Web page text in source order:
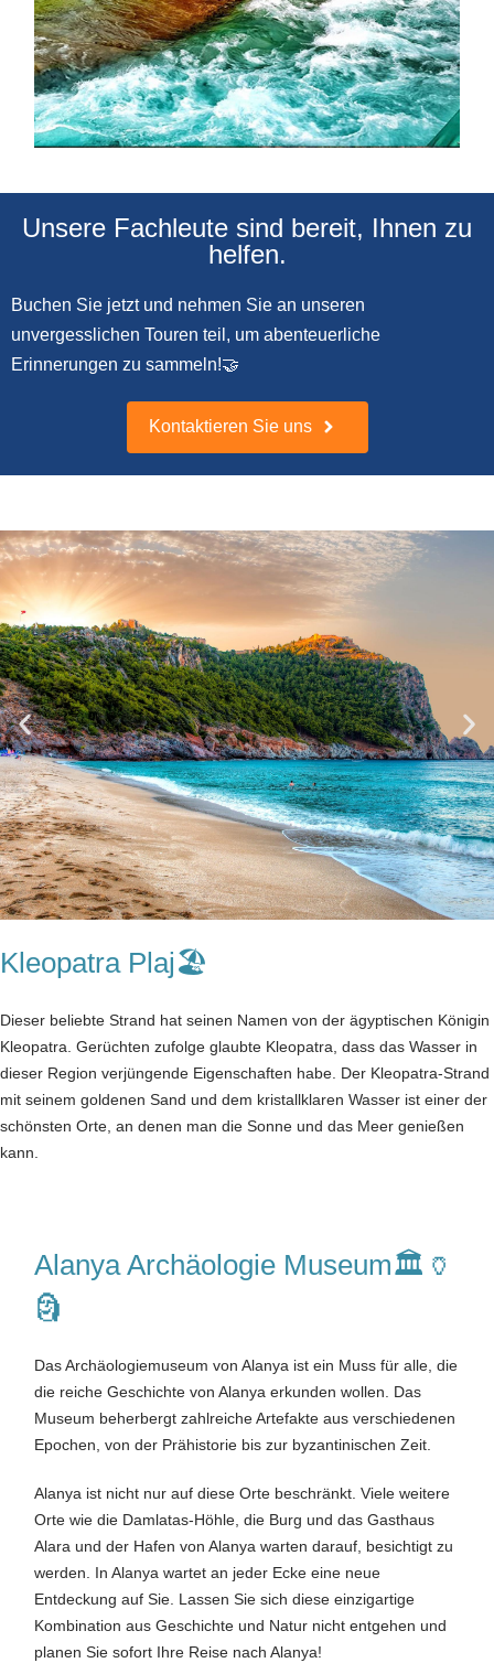
Unsere Fachleute sind bereit, Ihnen zu
helfen.
Buchen Sie jetzt und nehmen Sie an unseren
unvergesslichen Touren teil, um abenteuerliche
Erinnerungen zu sammeln!🤝
Kontaktieren Sie uns
Kleopatra Plaj🏖️
Dieser beliebte Strand hat seinen Namen von der ägyptischen Königin
Kleopatra. Gerüchten zufolge glaubte Kleopatra, dass das Wasser in
dieser Region verjüngende Eigenschaften habe. Der Kleopatra-Strand
mit seinem goldenen Sand und dem kristallklaren Wasser ist einer der
schönsten Orte, an denen man die Sonne und das Meer genießen
kann.
Alanya Archäologie Museum🏛️🏺
🗿
Das Archäologiemuseum von Alanya ist ein Muss für alle, die
die reiche Geschichte von Alanya erkunden wollen. Das
Museum beherbergt zahlreiche Artefakte aus verschiedenen
Epochen, von der Prähistorie bis zur byzantinischen Zeit.
Alanya ist nicht nur auf diese Orte beschränkt. Viele weitere
Orte wie die Damlatas-Höhle, die Burg und das Gasthaus
Alara und der Hafen von Alanya warten darauf, besichtigt zu
werden. In Alanya wartet an jeder Ecke eine neue
Entdeckung auf Sie. Lassen Sie sich diese einzigartige
Kombination aus Geschichte und Natur nicht entgehen und
planen Sie sofort Ihre Reise nach Alanya!